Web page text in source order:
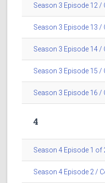
Season 3 Episode 12 /
Season 3 Episode 13 /
Season 3 Episode 14 /
Season 3 Episode 15 /
Season 3 Episode 16 /
4
Season 4 Episode 1 of
Season 4 Episode 2 /